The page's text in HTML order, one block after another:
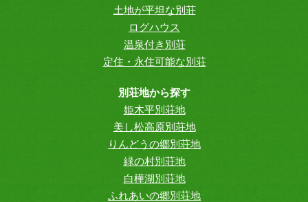
土地が平坦な別荘
ログハウス
温泉付き別荘
定住・永住可能な別荘
別荘地から探す
姫木平別荘地
美し松高原別荘地
りんどうの郷別荘地
緑の村別荘地
白樺湖別荘地
ふれあいの郷別荘地